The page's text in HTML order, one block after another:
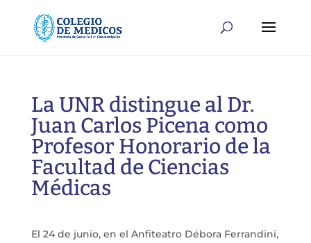
La UNR distingue al Dr.
Juan Carlos Picena como
Profesor Honorario de la
Facultad de Ciencias
Médicas
El 24 de junio, en el Anfiteatro Débora Ferrandini,